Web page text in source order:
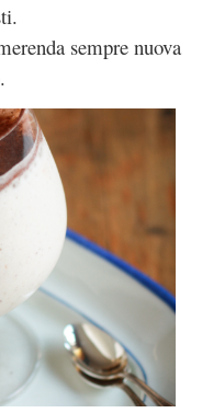
sempre nuova